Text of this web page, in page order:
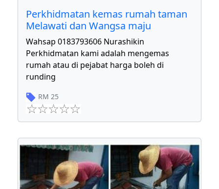
Perkhidmatan kemas rumah taman
Melawati dan Wangsa maju
Wahsap 0183793606 Nurashikin
Perkhidmatan kami adalah mengemas
rumah atau di pejabat harga boleh di
runding
RM 25